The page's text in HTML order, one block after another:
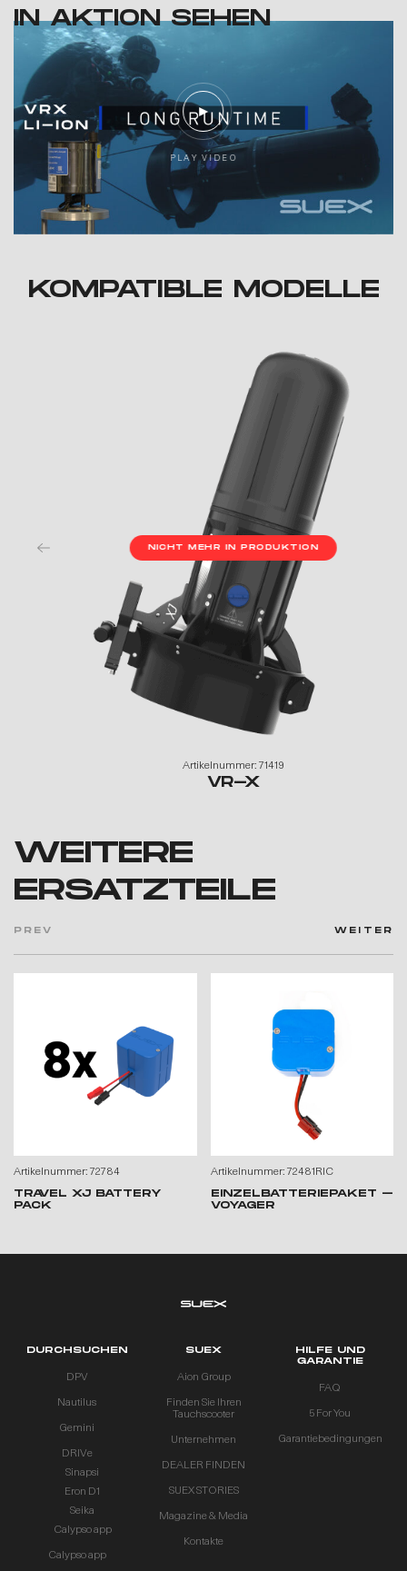
IN AKTION SEHEN
P LA Y VID E O
KOMPATIBLE MODELLE
NICHT MEHR IN PRODUKTION
Artikelnummer: 71419
VR-X
WEITERE
ERSATZTEILE
PREV WEITER
Artikelnummer: 72784
TRAVEL XJ BATTERY
PACK
Artikelnummer: 72481RIC
EINZELBATTERIEPAKET –
VOYAGER
DURCHSUCHEN
DPV
Nautilus
Gemini
DRIVe
Sinapsi
Eron D1
Seika
Calypso app
Calypso app
SUEX
Aion Group
Finden Sie Ihren
Tauchscooter
Unternehmen
DEALER FINDEN
SUEX STORIES
Magazine & Media
Kontakte
HILFE UND
GARANTIE
FAQ
5 For You
Garantiebedingungen